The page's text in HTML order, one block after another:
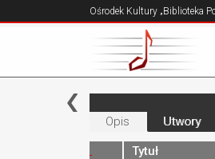
Ośrodek Kultury „Biblioteka
Opis Utwory
Tytuł